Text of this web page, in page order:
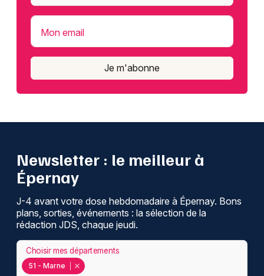
Mon email
Je m'abonne
Newsletter : le meilleur à
Épernay
J-4 avant votre dose hebdomadaire à Épernay. Bons
plans, sorties, événements : la sélection de la
rédaction JDS, chaque jeudi.
51 - Marne
Choisir mes départements